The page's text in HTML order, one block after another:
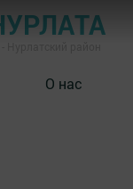
О нас